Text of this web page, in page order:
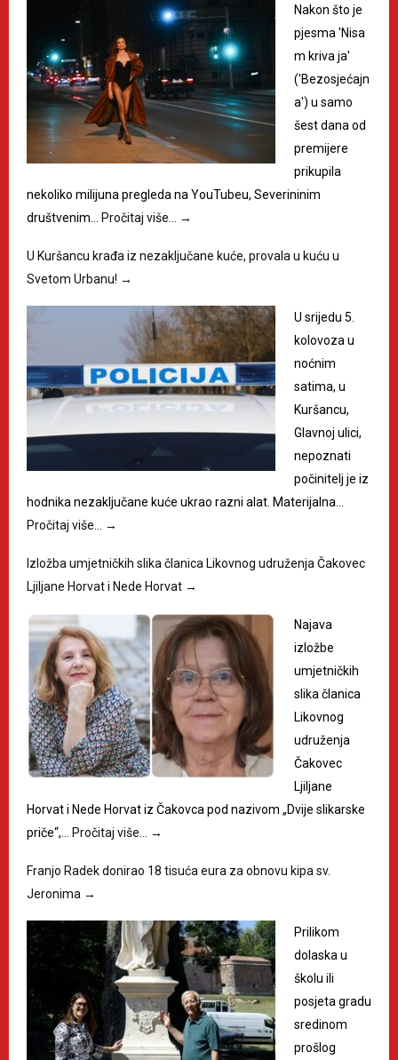
Nakon što je
pjesma 'Nisa
m kriva ja'
('Bezosjećajn
a') u samo
šest dana od
premijere
prikupila
nekoliko milijuna pregleda na YouTubeu, Severininim
društvenim…
Pročitaj više… →
U Kuršancu krađa iz nezaključane kuće, provala u kuću u
Svetom Urbanu! →
U srijedu 5.
kolovoza u
noćnim
satima, u
Kuršancu,
Glavnoj ulici,
nepoznati
počinitelj je iz
hodnika nezaključane kuće ukrao razni alat. Materijalna…
Pročitaj više…
→
Izložba umjetničkih slika članica Likovnog udruženja Čakovec
Ljiljane Horvat i Nede Horvat →
Najava
izložbe
umjetničkih
slika članica
Likovnog
udruženja
Čakovec
Ljiljane
Horvat i Nede Horvat iz Čakovca pod nazivom „Dvije slikarske
priče“,…
Pročitaj više… →
Franjo Radek donirao 18 tisuća eura za obnovu kipa sv.
Jeronima →
Prilikom
dolaska u
školu ili
posjeta gradu
sredinom
prošlog